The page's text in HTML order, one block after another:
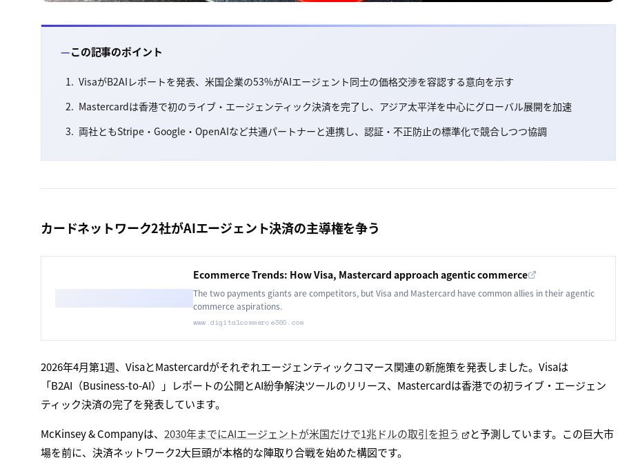
この記事のポイント
VisaがB2AIレポートを発表、米国企業の53%がAIエージェント同士の価格交渉を容認する意向を示す
Mastercardは香港で初のライブ・エージェンティック決済を完了し、アジア太平洋を中心にグローバル展開を加速
両社ともStripe・Google・OpenAIなど共通パートナーと連携し、認証・不正防止の標準化で競合しつつ協調
カードネットワーク2社がAIエージェント決済の主導権を争う
Ecommerce Trends: How Visa, Mastercard approach agentic commerce
The two payments giants are competitors, but Visa and Mastercard have common allies in their agentic
commerce aspirations.
www.digitalcommerce360.com
2026年4月第1週、VisaとMastercardがそれぞれエージェンティックコマース関連の新施策を発表しました。Visaは
「B2AI（Business-to-AI）」レポートの公開とAI紛争解決ツールのリリース、Mastercardは香港での初ライブ・エージェン
ティック決済の完了を発表しています。
McKinsey & Companyは、2030年までにAIエージェントが米国だけで1兆ドルの取引を担う
と予測しています。この巨大市
場を前に、決済ネットワーク2大巨頭が本格的な陣取り合戦を始めた構図です。